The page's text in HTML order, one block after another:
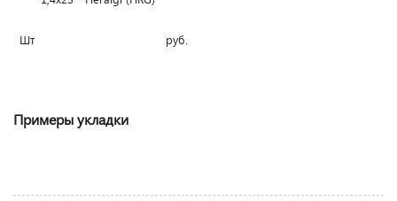
Шт руб.
Примеры укладки